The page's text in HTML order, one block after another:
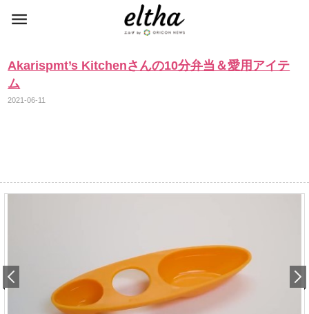
Akarispmt’s Kitchenさんの10分弁当＆愛用アイテ
ム
2021-06-11